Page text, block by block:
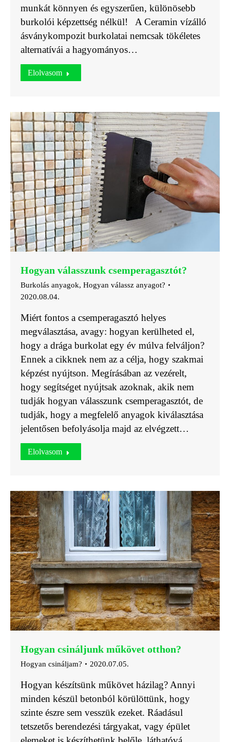
munkát könnyen és egyszerűen, különösebb
burkolói képzettség nélkül! A Ceramin vízálló
ásványkompozit burkolatai nemcsak tökéletes
alternatívái a hagyományos…
Elolvasom
Hogyan válasszunk csemperagasztót?
Burkolás anyagok, Hogyan válassz anyagot?
2020.08.04.
Miért fontos a csemperagasztó helyes
megválasztása, avagy: hogyan kerülheted el,
hogy a drága burkolat egy év múlva felváljon?
Ennek a cikknek nem az a célja, hogy szakmai
képzést nyújtson. Megírásában az vezérelt,
hogy segítséget nyújtsak azoknak, akik nem
tudják hogyan válasszunk csemperagasztót, de
tudják, hogy a megfelelő anyagok kiválasztása
jelentősen befolyásolja majd az elvégzett…
Elolvasom
Hogyan csináljunk műkövet otthon?
Hogyan csináljam? 2020.07.05.
Hogyan készítsünk műkövet házilag? Annyi
minden készül betonból körülöttünk, hogy
szinte észre sem vesszük ezeket. Ráadásul
tetszetős berendezési tárgyakat, vagy épület